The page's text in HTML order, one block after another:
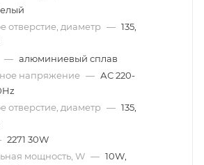
отверстие, диаметр — 135,
— алюминиевый сплав
напряжение — АС 220-
отверстие, диаметр — 135,
2271 30W
мощность, W — 10W,